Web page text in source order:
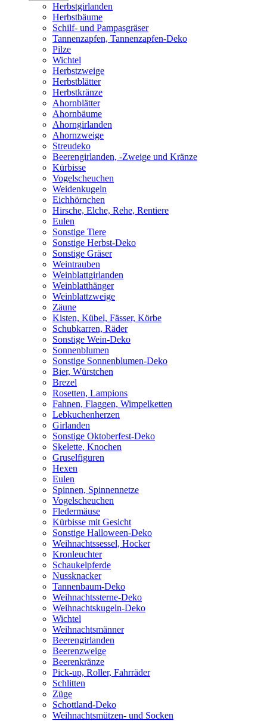
Herbstgirlanden
Herbstbäume
Schilf- und Pampasgräser
Tannenzapfen, Tannenzapfen-Deko
Pilze
Wichtel
Herbstzweige
Herbstblätter
Herbstkränze
Ahornblätter
Ahornbäume
Ahorngirlanden
Ahornzweige
Streudeko
Beerengirlanden, -Zweige und Kränze
Kürbisse
Vogelscheuchen
Weidenkugeln
Eichhörnchen
Hirsche, Elche, Rehe, Rentiere
Eulen
Sonstige Tiere
Sonstige Herbst-Deko
Sonstige Gräser
Weintrauben
Weinblattgirlanden
Weinblatthänger
Weinblattzweige
Zäune
Kisten, Kübel, Fässer, Körbe
Schubkarren, Räder
Sonstige Wein-Deko
Sonnenblumen
Sonstige Sonnenblumen-Deko
Bier, Würstchen
Brezel
Rosetten, Lampions
Fahnen, Flaggen, Wimpelketten
Lebkuchenherzen
Girlanden
Sonstige Oktoberfest-Deko
Skelette, Knochen
Gruselfiguren
Hexen
Eulen
Spinnen, Spinnennetze
Vogelscheuchen
Fledermäuse
Kürbisse mit Gesicht
Sonstige Halloween-Deko
Weihnachtssessel, Hocker
Kronleuchter
Schaukelpferde
Nussknacker
Tannenbaum-Deko
Weihnachtssterne-Deko
Weihnachtskugeln-Deko
Wichtel
Weihnachtsmänner
Beerengirlanden
Beerenzweige
Beerenkränze
Pick-up, Roller, Fahrräder
Schlitten
Züge
Schottland-Deko
Weihnachtsmützen- und Socken